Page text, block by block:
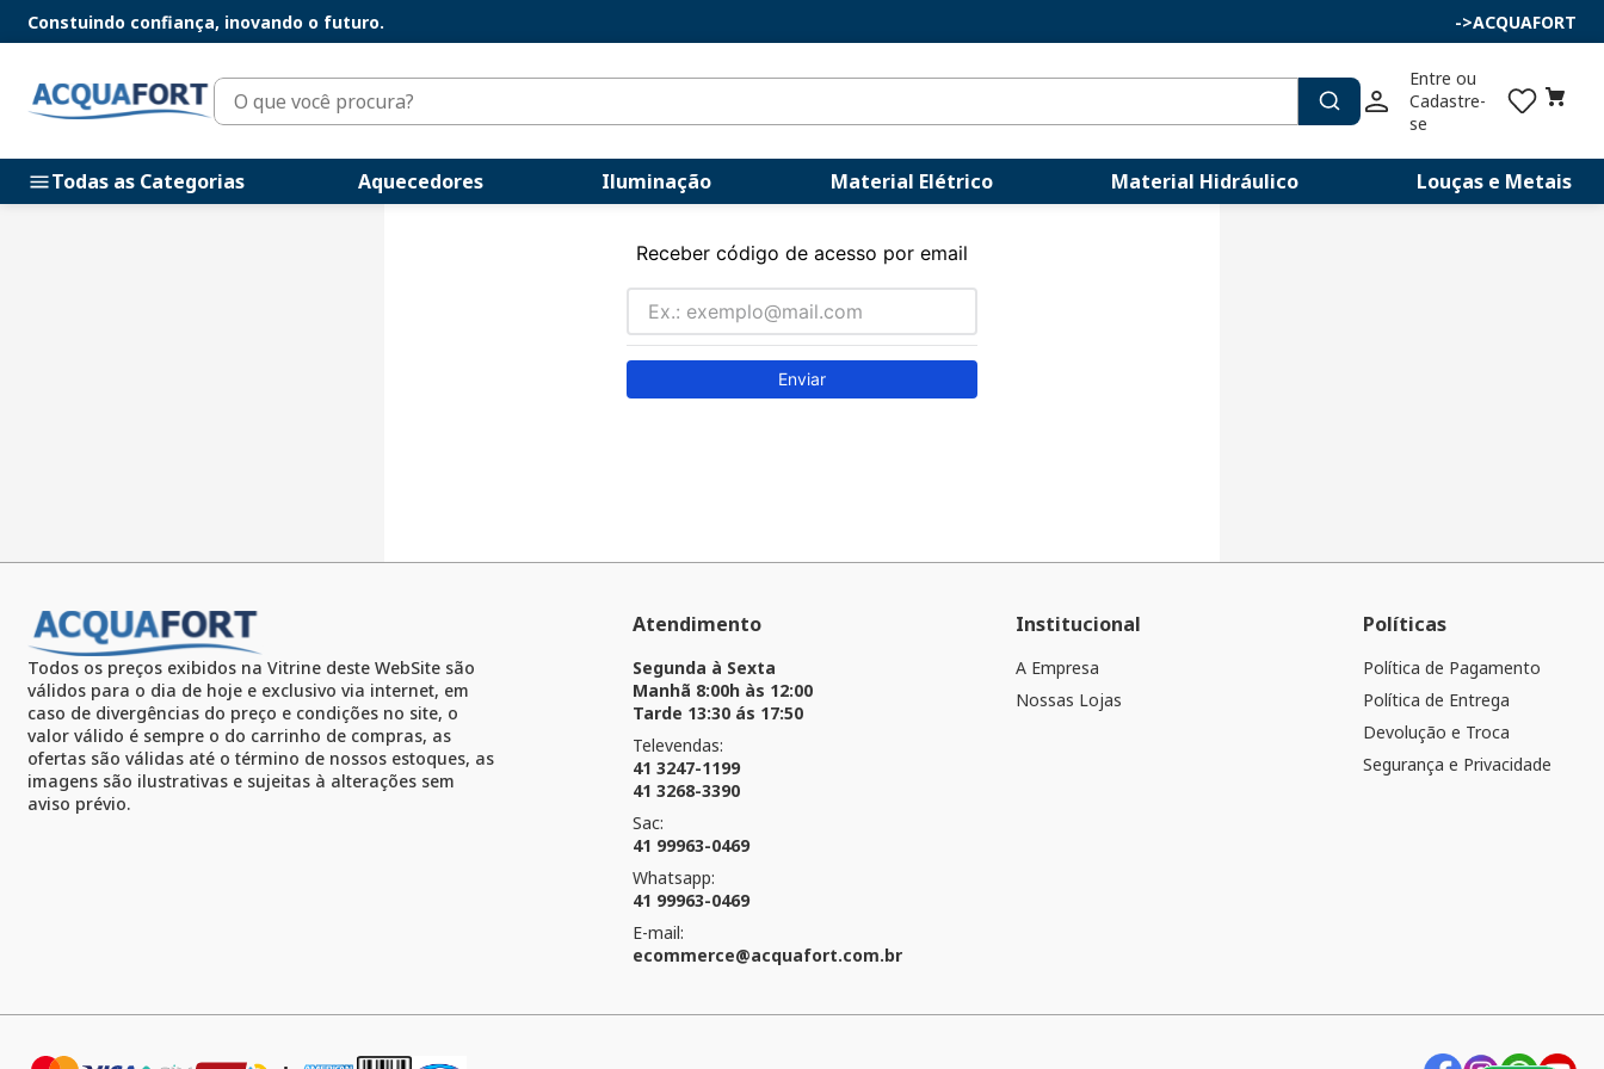
Constuindo confiança, inovando o futuro. ->ACQUAFORT
O que você procura?
Entre ou
Cadastre-
se
Todas as Categorias Aquecedores Iluminação Material Elétrico Material Hidráulico Louças e Metais
Receber código de acesso por email
Enviar
Todos os preços exibidos na Vitrine deste WebSite são
válidos para o dia de hoje e exclusivo via internet, em
caso de divergências do preço e condições no site, o
valor válido é sempre o do carrinho de compras, as
ofertas são válidas até o término de nossos estoques, as
imagens são ilustrativas e sujeitas à alterações sem
aviso prévio.
Atendimento
Segunda à Sexta
Manhã 8:00h às 12:00
Tarde 13:30 ás 17:50
Televendas:
41 3247-1199
41 3268-3390
Sac:
41 99963-0469
Whatsapp:
41 99963-0469
E-mail:
ecommerce@acquafort.com.br
Institucional
A Empresa
Nossas Lojas
Políticas
Política de Pagamento
Política de Entrega
Devolução e Troca
Segurança e Privacidade